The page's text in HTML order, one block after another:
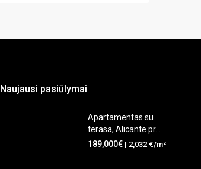
Naujausi pasiūlymai
Apartamentas su
terasa, Alicante pr...
189,000€ | 2,032 €/m²